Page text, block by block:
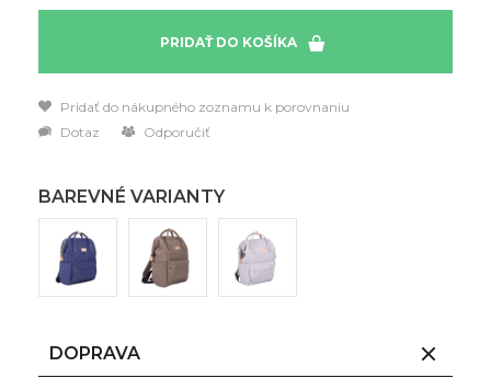
PRIDAŤ DO KOŠÍKA
Pridať do nákupného zoznamu k porovnaniu
Dotaz
Odporučiť
BAREVNÉ VARIANTY
DOPRAVA